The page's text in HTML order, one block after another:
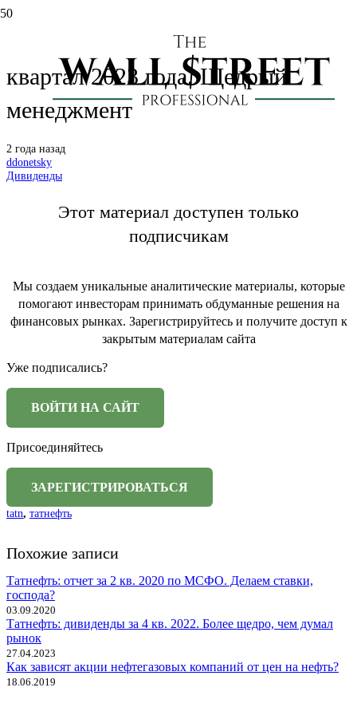
Татнефть: дивиденды за IV
квартал 2023 года. Щедрый
менеджмент
2 года назад
ddonetsky
Дивиденды
Этот материал доступен только
подписчикам
Мы создаем уникальные аналитические материалы, которые
помогают инвесторам принимать обдуманные решения на
финансовых рынках. Зарегистрируйтесь и получите доступ к
закрытым материалам сайта
Уже подписались?
Присоединяйтесь
tatn, татнефть
Похожие записи
Татнефть: отчет за 2 кв. 2020 по МСФО. Делаем ставки,
господа?
03.09.2020
Татнефть: дивиденды за 4 кв. 2022. Более щедро, чем думал
рынок
27.04.2023
Как зависят акции нефтегазовых компаний от цен на нефть?
18.06.2019